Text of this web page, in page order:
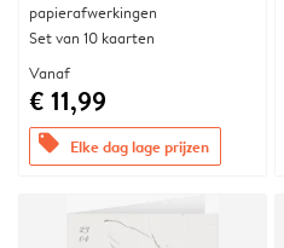
papierafwerkingen
Set van 10 kaarten
Vanaf
€ 11,99
offers Elke dag lage prijzen